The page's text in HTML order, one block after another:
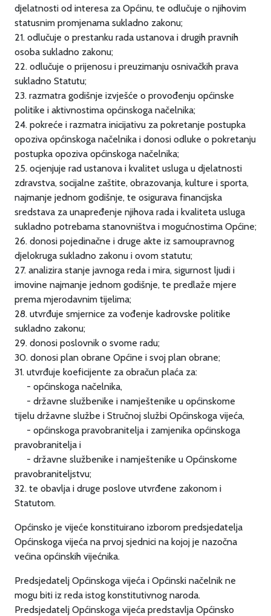
djelatnosti od interesa za Općinu, te odlučuje o njihovim
statusnim promjenama sukladno zakonu;
21. odlučuje o prestanku rada ustanova i drugih pravnih
osoba sukladno zakonu;
22. odlučuje o prijenosu i preuzimanju osnivačkih prava
sukladno Statutu;
23. razmatra godišnje izvješće o provođenju općinske
politike i aktivnostima općinskoga načelnika;
24. pokreće i razmatra inicijativu za pokretanje postupka
opoziva općinskoga načelnika i donosi odluke o pokretanju
postupka opoziva općinskoga načelnika;
25. ocjenjuje rad ustanova i kvalitet usluga u djelatnosti
zdravstva, socijalne zaštite, obrazovanja, kulture i sporta,
najmanje jednom godišnje, te osigurava financijska
sredstava za unapređenje njihova rada i kvaliteta usluga
sukladno potrebama stanovništva i mogućnostima Općine;
26. donosi pojedinačne i druge akte iz samoupravnog
djelokruga sukladno zakonu i ovom statutu;
27. analizira stanje javnoga reda i mira, sigurnost ljudi i
imovine najmanje jednom godišnje, te predlaže mjere
prema mjerodavnim tijelima;
28. utvrđuje smjernice za vođenje kadrovske politike
sukladno zakonu;
29. donosi poslovnik o svome radu;
30. donosi plan obrane Općine i svoj plan obrane;
31. utvrđuje koeficijente za obračun plaća za:
- općinskoga načelnika,
- državne službenike i namještenike u općinskome
tijelu državne službe i Stručnoj službi Općinskoga vijeća,
- općinskoga pravobranitelja i zamjenika općinskoga
pravobranitelja i
- državne službenike i namještenike u Općinskome
pravobraniteljstvu;
32. te obavlja i druge poslove utvrđene zakonom i
Statutom.
Općinsko je vijeće konstituirano izborom predsjedatelja
Općinskoga vijeća na prvoj sjednici na kojoj je nazočna
većina općinskih vijećnika.
Predsjedatelj Općinskoga vijeća i Općinski načelnik ne
mogu biti iz reda istog konstitutivnog naroda.
Predsjedatelj Općinskoga vijeća predstavlja Općinsko